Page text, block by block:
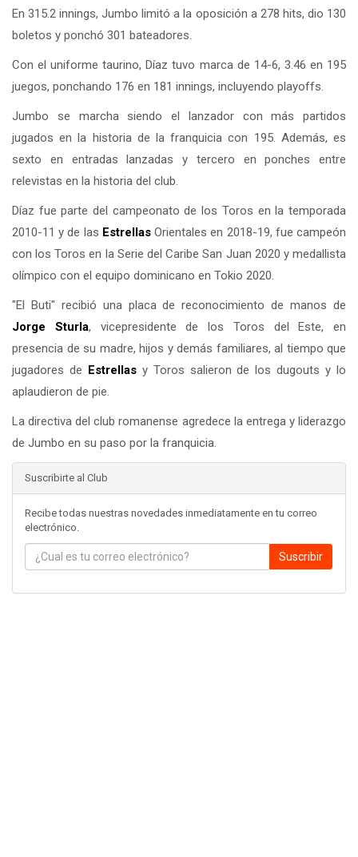
En 315.2 innings, Jumbo limitó a la oposición a 278 hits, dio 130
boletos y ponchó 301 bateadores.
Con el uniforme taurino, Díaz tuvo marca de 14-6, 3.46 en 195
juegos, ponchando 176 en 181 innings, incluyendo playoffs.
Jumbo se marcha siendo el lanzador con más partidos
jugados en la historia de la franquicia con 195. Además, es
sexto en entradas lanzadas y tercero en ponches entre
relevistas en la historia del club.
Díaz fue parte del campeonato de los Toros en la temporada
2010-11 y de las EstrellasOrientales en 2018-19, fue campeón
con los Toros en la Serie del Caribe San Juan 2020 y medallista
olímpico con el equipo dominicano en Tokio 2020.
"El Buti" recibió una placa de reconocimiento de manos de
Jorge Sturla, vicepresidente de los Toros del Este, en
presencia de su madre, hijos y demás familiares, al tiempo que
jugadores de
Estrellasy Toros salieron de los dugouts y lo
aplaudieron de pie.
La directiva del club romanense agredece la entrega y liderazgo
de Jumbo en su paso por la franquicia.
Suscribirte al Club
Recibe todas nuestras novedades inmediatamente en tu correo
electrónico.
Suscribir